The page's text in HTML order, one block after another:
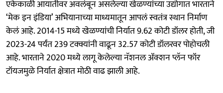
एकेकाळी आयातीवर अवलंबून असलेल्या खेळण्यांच्या उद्योगात भारताने
‘मेक इन इंडिया’ अभियानाच्या माध्यमातून आपलं स्वतंत्र स्थान निर्माण
केलं आहे. 2014-15 मध्ये खेळण्यांची निर्यात 9.62 कोटी डॉलर होती, जी
2023-24 पर्यंत 239 टक्क्यांनी वाढून 32.57 कोटी डॉलरवर पोहोचली
आहे. भारताने 2020 मध्ये लागू केलेल्या नॅशनल ॲक्शन प्लॅन फॉर
टॉयजमुळे निर्यात क्षेत्रात मोठी वाढ झाली आहे.